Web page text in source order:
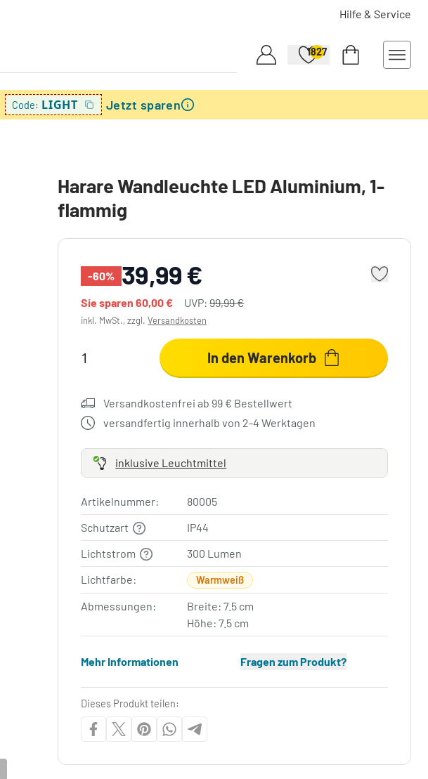
Hilfe & Service
1827
Code: LIGHT Jetzt sparen
Harare Wandleuchte LED Aluminium, 1-
flammig
-60% 39,99 €
Sie sparen60,00 € UVP:99,99 €
inkl. MwSt., zzgl.Versandkosten
In den Warenkorb
Versandkostenfrei ab 99 € Bestellwert
versandfertig innerhalb von 2-4 Werktagen
inklusive Leuchtmittel
Artikelnummer:
80005
Schutzart
IP44
Lichtstrom
300 Lumen
Lichtfarbe:
Warmweiß
Abmessungen:
Breite: 7.5 cm
Höhe: 7.5 cm
Mehr Informationen Fragen zum Produkt?
Dieses Produkt teilen: